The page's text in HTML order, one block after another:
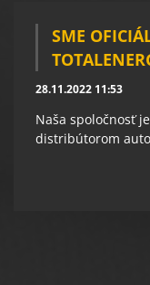
SME
28.11.2022 11:53
Naša spoločnosť
distribútorom